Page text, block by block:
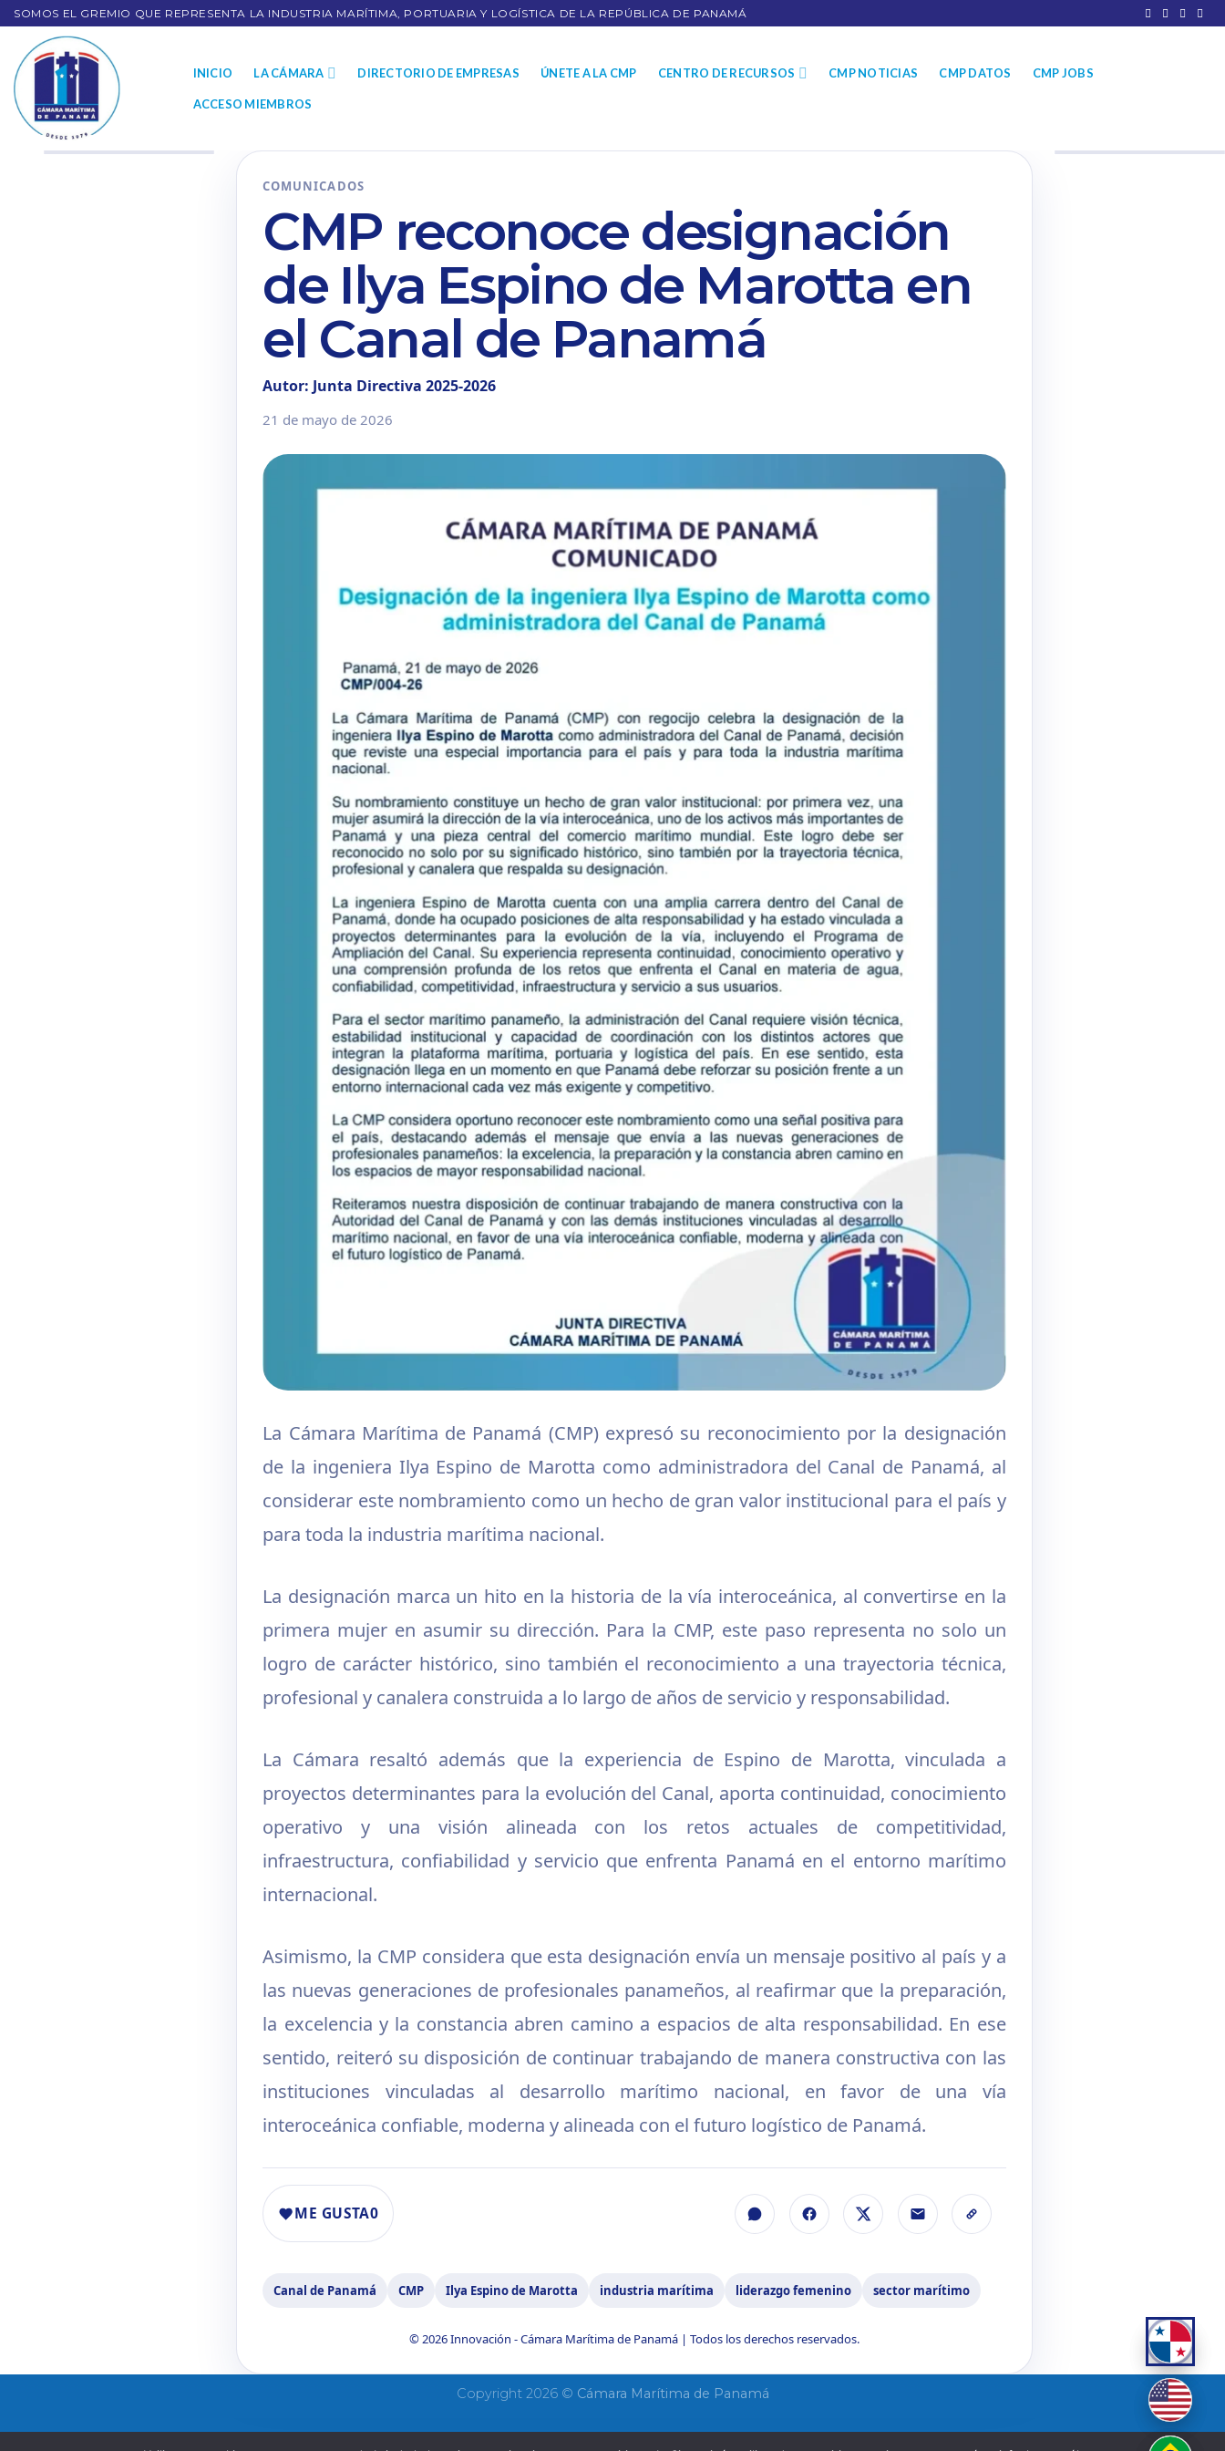
SOMOS EL GREMIO QUE REPRESENTA LA INDUSTRIA MARÍTIMA, PORTUARIA Y LOGÍSTICA DE LA REPÚBLICA DE PANAMÁ
INICIO LA CÁMARA DIRECTORIO DE EMPRESAS ÚNETE A LA CMP CENTRO DE RECURSOS CMP NOTICIAS CMP DATOS CMP JOBS
ACCESO MIEMBROS
COMUNICADOS
CMP reconoce designación
de Ilya Espino de Marotta en
el Canal de Panamá
Autor: Junta Directiva 2025-2026
21 de mayo de 2026
La Cámara Marítima de Panamá (CMP) expresó su reconocimiento por la designación
de la ingeniera Ilya Espino de Marotta como administradora del Canal de Panamá, al
considerar este nombramiento como un hecho de gran valor institucional para el país y
para toda la industria marítima nacional.
La designación marca un hito en la historia de la vía interoceánica, al convertirse en la
primera mujer en asumir su dirección. Para la CMP, este paso representa no solo un
logro de carácter histórico, sino también el reconocimiento a una trayectoria técnica,
profesional y canalera construida a lo largo de años de servicio y responsabilidad.
La Cámara resaltó además que la experiencia de Espino de Marotta, vinculada a
proyectos determinantes para la evolución del Canal, aporta continuidad, conocimiento
operativo y una visión alineada con los retos actuales de competitividad,
infraestructura, confiabilidad y servicio que enfrenta Panamá en el entorno marítimo
internacional.
Asimismo, la CMP considera que esta designación envía un mensaje positivo al país y a
las nuevas generaciones de profesionales panameños, al reafirmar que la preparación,
la excelencia y la constancia abren camino a espacios de alta responsabilidad. En ese
sentido, reiteró su disposición de continuar trabajando de manera constructiva con las
instituciones vinculadas al desarrollo marítimo nacional, en favor de una vía
interoceánica confiable, moderna y alineada con el futuro logístico de Panamá.
ME GUSTA0
Canal de Panamá CMP Ilya Espino de Marotta industria marítima liderazgo femenino sector marítimo
© 2026 Innovación - Cámara Marítima de Panamá | Todos los derechos reservados.
Copyright 2026 © Cámara Marítima de Panamá